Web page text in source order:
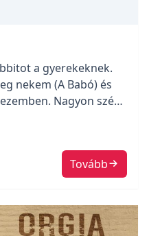
a gyerekeknek.
nekem (A Babó) és
Nagyon szép
hárman nagyon
Tovább